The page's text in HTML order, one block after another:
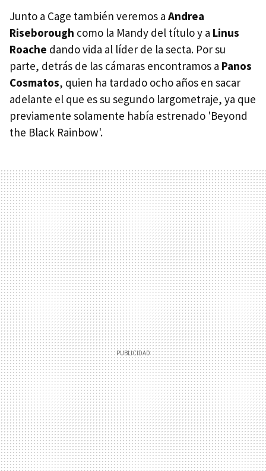
Junto a Cage también veremos a Andrea
Riseborough como la Mandy del título y a Linus
Roache dando vida al líder de la secta. Por su
parte, detrás de las cámaras encontramos a Panos
Cosmatos, quien ha tardado ocho años en sacar
adelante el que es su segundo largometraje, ya que
previamente solamente había estrenado 'Beyond
the Black Rainbow'.